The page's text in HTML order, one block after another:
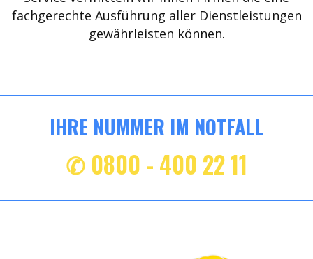
fachgerechte Ausführung aller Dienstleistungen
gewährleisten können.
IHRE NUMMER IM NOTFALL
✆ 0800 - 400 22 11